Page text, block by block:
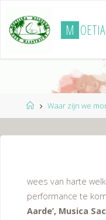
naar
de
M OETIA
HomeWaar zijn we
wees van harte
performance te
Aarde’, Musica